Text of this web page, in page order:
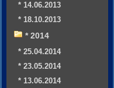
* 14.06.2013
* 18.10.2013
* 2014
* 25.04.2014
* 23.05.2014
* 13.06.2014